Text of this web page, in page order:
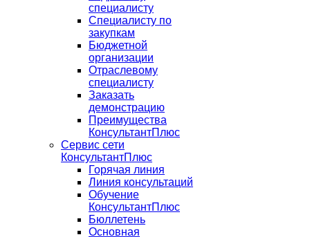
специалисту
Специалисту по
закупкам
Бюджетной
организации
Отраслевому
специалисту
Заказать
демонстрацию
Преимущества
КонсультантПлюс
Сервис сети
КонсультантПлюс
Горячая линия
Линия консультаций
Обучение
КонсультантПлюс
Бюллетень
Основная